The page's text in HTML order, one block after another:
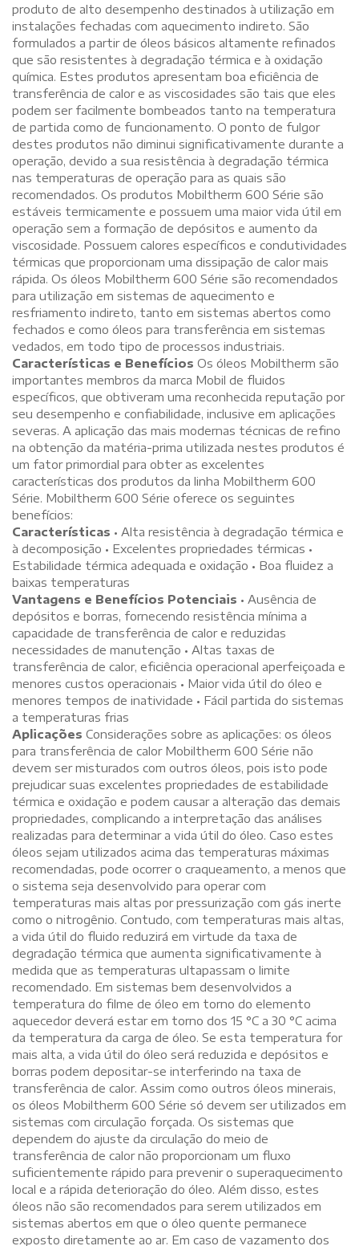
produto de alto desempenho destinados à utilização em
instalações fechadas com aquecimento indireto. São
formulados a partir de óleos básicos altamente refinados
que são resistentes à degradação térmica e à oxidação
química. Estes produtos apresentam boa eficiência de
transferência de calor e as viscosidades são tais que eles
podem ser facilmente bombeados tanto na temperatura
de partida como de funcionamento. O ponto de fulgor
destes produtos não diminui significativamente durante a
operação, devido a sua resistência à degradação térmica
nas temperaturas de operação para as quais são
recomendados. Os produtos Mobiltherm 600 Série são
estáveis termicamente e possuem uma maior vida útil em
operação sem a formação de depósitos e aumento da
viscosidade. Possuem calores específicos e condutividades
térmicas que proporcionam uma dissipação de calor mais
rápida. Os óleos Mobiltherm 600 Série são recomendados
para utilização em sistemas de aquecimento e
resfriamento indireto, tanto em sistemas abertos como
fechados e como óleos para transferência em sistemas
vedados, em todo tipo de processos industriais.
Características e Benefícios Os óleos Mobiltherm são
importantes membros da marca Mobil de fluidos
específicos, que obtiveram uma reconhecida reputação por
seu desempenho e confiabilidade, inclusive em aplicações
severas. A aplicação das mais modernas técnicas de refino
na obtenção da matéria-prima utilizada nestes produtos é
um fator primordial para obter as excelentes
características dos produtos da linha Mobiltherm 600
Série. Mobiltherm 600 Série oferece os seguintes
benefícios:
Características • Alta resistência à degradação térmica e
à decomposição • Excelentes propriedades térmicas •
Estabilidade térmica adequada e oxidação • Boa fluidez a
baixas temperaturas
Vantagens e Benefícios Potenciais • Ausência de
depósitos e borras, fornecendo resistência mínima a
capacidade de transferência de calor e reduzidas
necessidades de manutenção • Altas taxas de
transferência de calor, eficiência operacional aperfeiçoada e
menores custos operacionais • Maior vida útil do óleo e
menores tempos de inatividade • Fácil partida do sistemas
a temperaturas frias
Aplicações Considerações sobre as aplicações: os óleos
para transferência de calor Mobiltherm 600 Série não
devem ser misturados com outros óleos, pois isto pode
prejudicar suas excelentes propriedades de estabilidade
térmica e oxidação e podem causar a alteração das demais
propriedades, complicando a interpretação das análises
realizadas para determinar a vida útil do óleo. Caso estes
óleos sejam utilizados acima das temperaturas máximas
recomendadas, pode ocorrer o craqueamento, a menos que
o sistema seja desenvolvido para operar com
temperaturas mais altas por pressurização com gás inerte
como o nitrogênio. Contudo, com temperaturas mais altas,
a vida útil do fluido reduzirá em virtude da taxa de
degradação térmica que aumenta significativamente à
medida que as temperaturas ultapassam o limite
recomendado. Em sistemas bem desenvolvidos a
temperatura do filme de óleo em torno do elemento
aquecedor deverá estar em torno dos 15 °C a 30 °C acima
da temperatura da carga de óleo. Se esta temperatura for
mais alta, a vida útil do óleo será reduzida e depósitos e
borras podem depositar-se interferindo na taxa de
transferência de calor. Assim como outros óleos minerais,
os óleos Mobiltherm 600 Série só devem ser utilizados em
sistemas com circulação forçada. Os sistemas que
dependem do ajuste da circulação do meio de
transferência de calor não proporcionam um fluxo
suficientemente rápido para prevenir o superaquecimento
local e a rápida deterioração do óleo. Além disso, estes
óleos não são recomendados para serem utilizados em
sistemas abertos em que o óleo quente permanece
exposto diretamente ao ar. Em caso de vazamento dos